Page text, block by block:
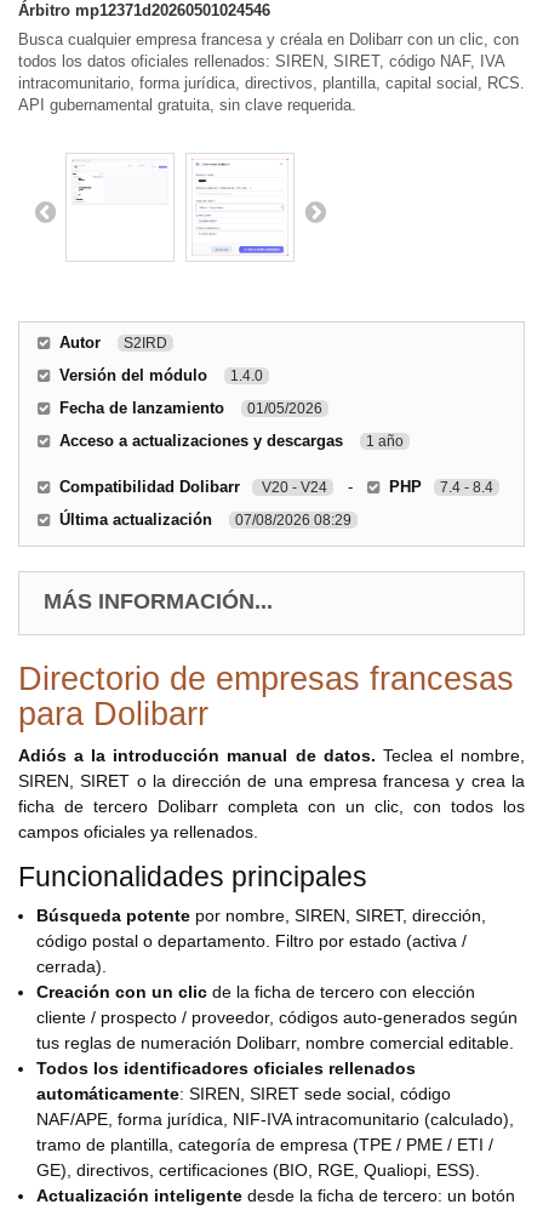
Árbitro mp12371d20260501024546
Busca cualquier empresa francesa y créala en Dolibarr con un clic, con
todos los datos oficiales rellenados: SIREN, SIRET, código NAF, IVA
intracomunitario, forma jurídica, directivos, plantilla, capital social, RCS.
API gubernamental gratuita, sin clave requerida.
Autor S2IRD
Versión del módulo 1.4.0
Fecha de lanzamiento 01/05/2026
Acceso a actualizaciones y descargas 1 año
Compatibilidad Dolibarr V20 - V24 - PHP 7.4 - 8.4
Última actualización 07/08/2026 08:29
MÁS INFORMACIÓN...
Directorio de empresas francesas
para Dolibarr
Adiós a la introducción manual de datos. Teclea el nombre,
SIREN, SIRET o la dirección de una empresa francesa y crea la
ficha de tercero Dolibarr completa con un clic, con todos los
campos oficiales ya rellenados.
Funcionalidades principales
Búsqueda potente por nombre, SIREN, SIRET, dirección,
código postal o departamento. Filtro por estado (activa /
cerrada).
Creación con un clic de la ficha de tercero con elección
cliente / prospecto / proveedor, códigos auto-generados según
tus reglas de numeración Dolibarr, nombre comercial editable.
Todos los identificadores oficiales rellenados
automáticamente: SIREN, SIRET sede social, código
NAF/APE, forma jurídica, NIF-IVA intracomunitario (calculado),
tramo de plantilla, categoría de empresa (TPE / PME / ETI /
GE), directivos, certificaciones (BIO, RGE, Qualiopi, ESS).
Actualización inteligente desde la ficha de tercero: un botón